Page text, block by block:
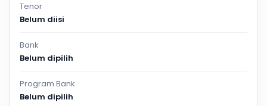
Tenor
Belum diisi
Bank
Belum dipilih
Program Bank
Belum dipilih